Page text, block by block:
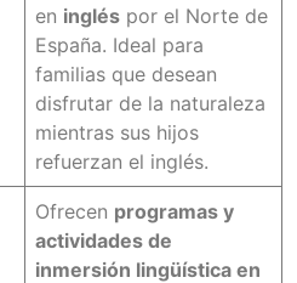
en inglés por el Norte de
España. Ideal para
familias que desean
disfrutar de la naturaleza
mientras sus hijos
refuerzan el inglés.
Ofrecen programas y
actividades de
inmersión lingüística en